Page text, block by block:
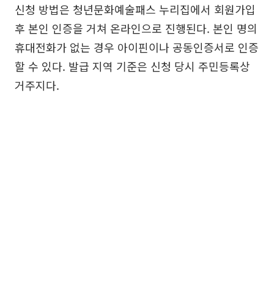
신청 방법은 청년문화예술패스 누리집에서 회원가입
후 본인 인증을 거쳐 온라인으로 진행된다. 본인 명의
휴대전화가 없는 경우 아이핀이나 공동인증서로 인증
할 수 있다. 발급 지역 기준은 신청 당시 주민등록상
거주지다.